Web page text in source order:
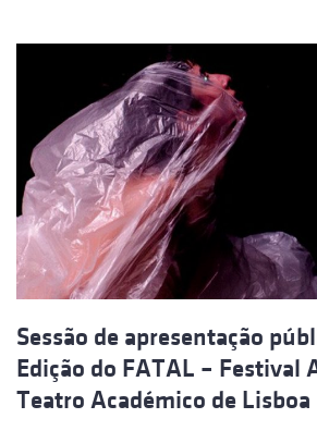
Sessão de apresentação
Edição do FATAL – Festival
Teatro Académico de Lisboa